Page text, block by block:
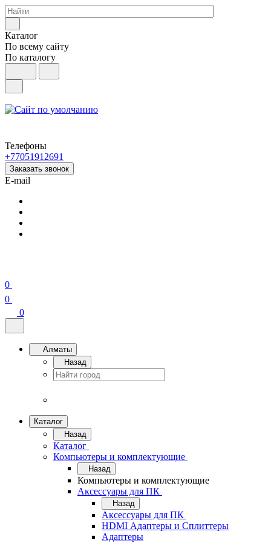
Каталог
По всему сайту
По каталогу
Телефоны
+77051912691
Заказать звонок
E-mail
0
0
0
Алматы
Назад
Каталог
Назад
Каталог
Компьютеры и комплектующие
Назад
Компьютеры и комплектующие
Аксессуары для ПК
Назад
Аксессуары для ПК
HDMI Адаптеры и Сплиттеры
Адаптеры